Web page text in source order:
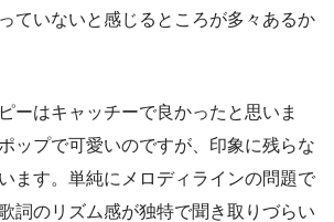
ていないと感じるところが多々あるか
ーはキャッチーで良かったと思いま
ップで可愛いのですが、印象に残らな
ます。単純にメロディラインの問題で
詞のリズム感が独特で聞き取りづらい